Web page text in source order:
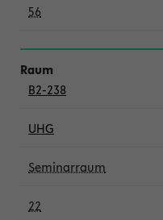
56
B2-238
UHG
Seminarraum
22